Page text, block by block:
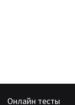
Онлайн тесты